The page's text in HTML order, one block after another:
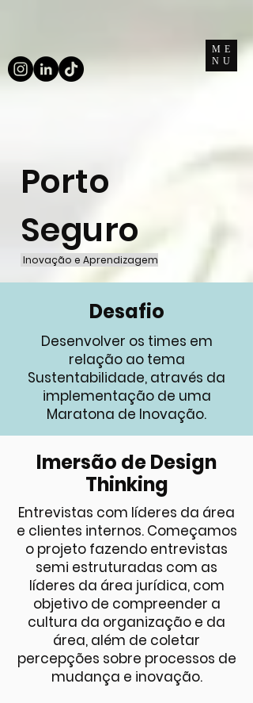
ME
NU
Porto
Seguro
Inovação e Aprendizagem
Desafio
Desenvolver os times em
relação ao tema
Sustentabilidade, através da
implementação de uma
Maratona de Inovação.
Imersão de Design
Thinking
Entrevistas com líderes da área
e clientes internos. Começamos
o projeto fazendo entrevistas
semi estruturadas com as
líderes da área jurídica, com
objetivo de compreender a
cultura da organização e da
área, além de coletar
percepções sobre processos de
mudança e inovação.